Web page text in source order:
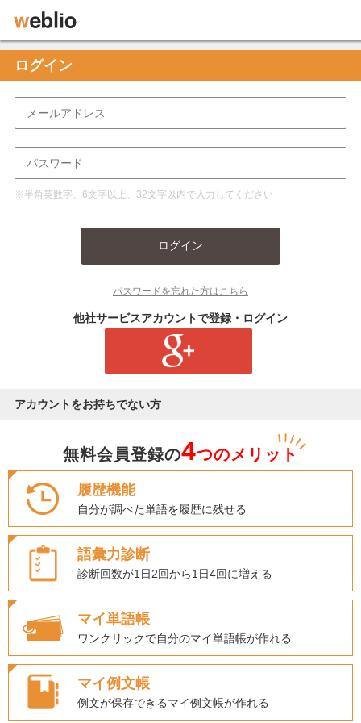
ログイン
※半角英数字、6文字以上、32文字以内で入力してください
ログイン
パスワードを忘れた方はこちら
他社サービスアカウントで登録・ログイン
アカウントをお持ちでない方
無料会員登録の4つのメリット
履歴機能
自分が調べた単語を履歴に残せる
語彙力診断
診断回数が1日2回から1日4回に増える
マイ単語帳
ワンクリックで自分のマイ単語帳が作れる
マイ例文帳
例文が保存できるマイ例文帳が作れる